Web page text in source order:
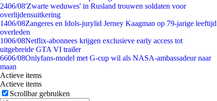
2406/08'Zwarte weduwes' in Rusland trouwen soldaten voor
overlijdensuitkering
1406/08Zangeres en Idols-jurylid Jerney Kaagman op 79-jarige leeftijd
overleden
1006/08Netflix-abonnees krijgen exclusieve early access tot
uitgebreide GTA VI trailer
6606/08Onlyfans-model met G-cup wil als NASA-ambassadeur naar
maan
Actieve items
Actieve items
Scrollbar gebruiken